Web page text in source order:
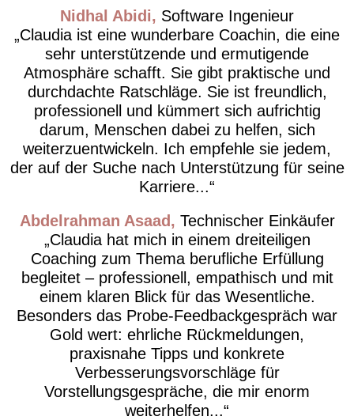
Nidhal Abidi
Software Ingenieur
Claudia ist eine wunderbare Coachin, die eine
sehr unterstützende und ermutigende
Atmosphäre schafft. Sie gibt praktische und
durchdachte Ratschläge. Sie ist freundlich,
professionell und kümmert sich aufrichtig
darum, Menschen dabei zu helfen, sich
weiterzuentwickeln. Ich empfehle sie jedem,
der auf der Suche nach Unterstützung für seine
Karriere...
Abdelrahman Asaad
Technischer Einkäufer
Claudia hat mich in einem dreiteiligen
Coaching zum Thema berufliche Erfüllung
begleitet – professionell, empathisch und mit
einem klaren Blick für das Wesentliche.
Besonders das Probe-Feedbackgespräch war
Gold wert: ehrliche Rückmeldungen,
praxisnahe Tipps und konkrete
Verbesserungsvorschläge für
Vorstellungsgespräche, die mir enorm
weiterhelfen...